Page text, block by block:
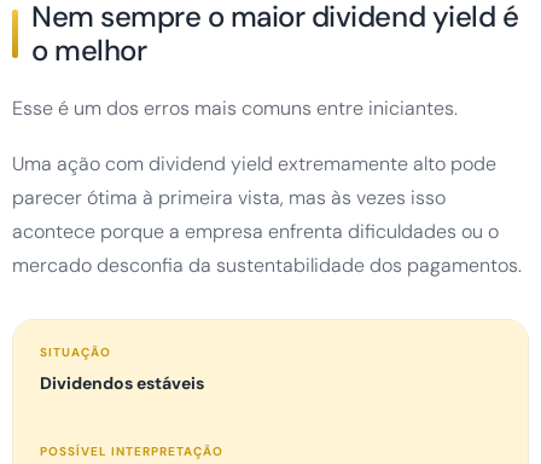
Nem sempre o maior dividend yield é
o melhor
Esse é um dos erros mais comuns entre iniciantes.
Uma ação com dividend yield extremamente alto pode
parecer ótima à primeira vista, mas às vezes isso
acontece porque a empresa enfrenta dificuldades ou o
mercado desconfia da sustentabilidade dos pagamentos.
Dividendos estáveis